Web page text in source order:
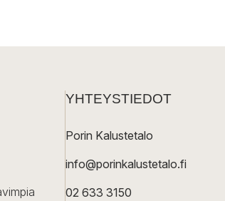
YHTEYSTIEDOT
Porin Kalustetalo
info@porinkalustetalo.fi
02 633 3150